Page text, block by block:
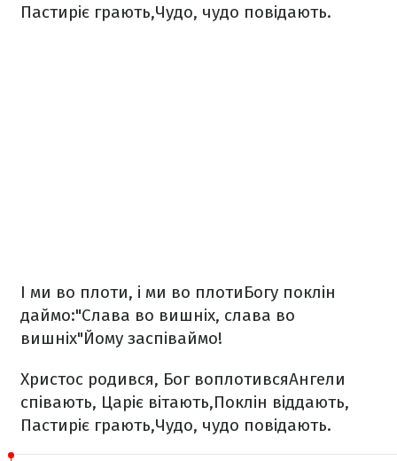
Пастиріє грають,Чудо, чудо повідають.
І ми во плоти, і ми во плотиБогу поклін
даймо:"Слава во вишніх, слава во
вишніх"Йому заспіваймо!
Христос родився, Бог воплотивсяАнгели
співають, Царіє вітають,Поклін віддають,
Пастиріє грають,Чудо, чудо повідають.